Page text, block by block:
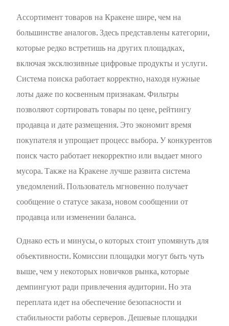
Ассортимент товаров на Кракене шире, чем на
большинстве аналогов. Здесь представлены категории,
которые редко встретишь на других площадках,
включая эксклюзивные цифровые продукты и услуги.
Система поиска работает корректно, находя нужные
лоты даже по косвенным признакам. Фильтры
позволяют сортировать товары по цене, рейтингу
продавца и дате размещения. Это экономит время
покупателя и упрощает процесс выбора. У конкурентов
поиск часто работает некорректно или выдает много
мусора. Также на Кракене лучше развита система
уведомлений. Пользователь мгновенно получает
сообщение о статусе заказа, новом сообщении от
продавца или изменении баланса.
Однако есть и минусы, о которых стоит упомянуть для
объективности. Комиссии площадки могут быть чуть
выше, чем у некоторых новичков рынка, которые
демпингуют ради привлечения аудитории. Но эта
переплата идет на обеспечение безопасности и
стабильности работы серверов. Дешевые площадки